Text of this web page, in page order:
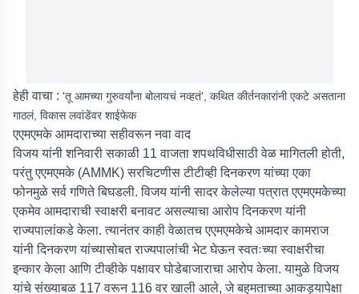
हेही वाचा : 'तू आमच्या गुरुवर्यांना बोलायचं नव्हतं', कथित कीर्तनकारांनी एकटे असताना
गाठलं, विकास लवांडेंवर शाईफेक
एएमएमके आमदाराच्या सहीवरून नवा वाद
विजय यांनी शनिवारी सकाळी 11 वाजता शपथविधीसाठी वेळ मागितली होती,
परंतु एएमएमके (AMMK) सरचिटणीस टीटीव्ही दिनकरण यांच्या एका
फोनमुळे सर्व गणिते बिघडली. विजय यांनी सादर केलेल्या पत्रात एएमएमकेच्या
एकमेव आमदाराची स्वाक्षरी बनावट असल्याचा आरोप दिनकरण यांनी
राज्यपालांकडे केला. त्यानंतर काही वेळातच एएमएमकेचे आमदार कामराज
यांनी दिनकरण यांच्यासोबत राज्यपालांची भेट घेऊन स्वतःच्या स्वाक्षरीचा
इन्कार केला आणि टीव्हीके पक्षावर घोडेबाजाराचा आरोप केला. यामुळे विजय
यांचे संख्याबळ 117 वरून 116 वर खाली आले, जे बहुमताच्या आकड्यापेक्षा